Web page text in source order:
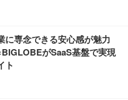
に専念できる安心感が魅力
がSaaS基盤で実現
ト